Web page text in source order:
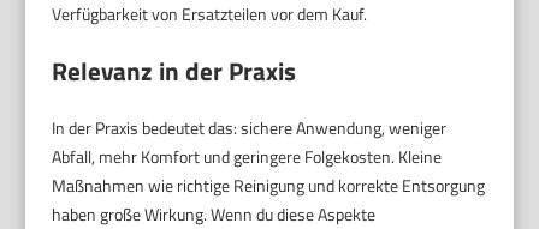
Verfügbarkeit von Ersatzteilen vor dem Kauf.
Relevanz in der Praxis
In der Praxis bedeutet das: sichere Anwendung, weniger
Abfall, mehr Komfort und geringere Folgekosten. Kleine
Maßnahmen wie richtige Reinigung und korrekte Entsorgung
haben große Wirkung. Wenn du diese Aspekte